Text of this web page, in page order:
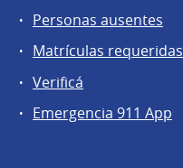
Personas ausentes
Matrículas requeridas
Verificá
Emergencia 911 App